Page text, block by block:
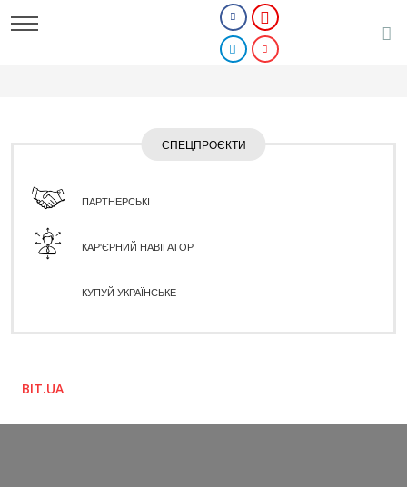
СПЕЦПРОЄКТИ
ПАРТНЕРСЬКІ
КАР'ЄРНИЙ НАВІГАТОР
КУПУЙ УКРАЇНСЬКЕ
BIT.UA